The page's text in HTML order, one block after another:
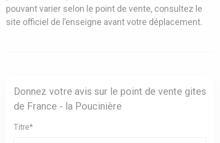
pouvant varier selon le point de vente, consultez le
site officiel de l’enseigne avant votre déplacement.
Donnez votre avis sur le point de vente gites
de France - la Poucinière
Titre*